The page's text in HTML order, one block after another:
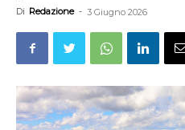
Di Redazione - 3 Giugno 2026